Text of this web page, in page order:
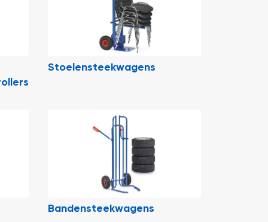
Stoelensteekwagens
Bandensteekwagens